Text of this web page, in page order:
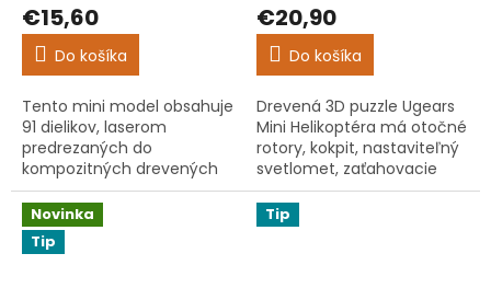
€15,60
Do košíka
Tento mini model obsahuje
91 dielikov, laserom
predrezaných do
kompozitných drevených
dosiek umeleckej kvality, čo
z neho robí ľahko náročnú
stavbu vhodnú pre
začiatočníkov....
€20,90
Do košíka
Drevená 3D puzzle Ugears
Mini Helikoptéra má otočné
rotory, kokpit, nastaviteľný
svetlomet, zaťahovacie
zadné kolesá, pristávacie
lyžiny a heliport. Pohybuje
sa bez batérií.
Novinka
Tip
Tip